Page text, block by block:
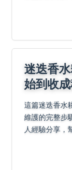
迷迭香
始到收
這篇迷迭香水
維護的完整步
人經驗分享，